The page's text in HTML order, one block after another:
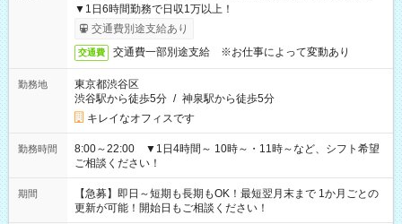
▼1日6時間勤務で日収1万以上！
交通費別途支給あり
交通費 交通費一部別途支給 ※お仕事によって変動あり
勤務地
東京都渋谷区
渋谷駅から徒歩5分 / 神泉駅から徒歩5分
キレイなオフィスです
勤務時間
8:00～22:00 ▼1日4時間～ 10時～・11時～など、シフト希望
ご相談ください！
期間
【急募】即日～短期も長期もOK！最短翌月末まで 1か月ごとの
更新が可能！開始日もご相談ください！